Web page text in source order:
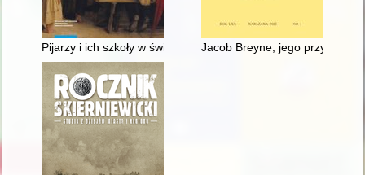
Pijarzy i ich szkoły w świetle wspomnień i pamiętników z XVIII i
Jacob Breyne, jego przyjaciele